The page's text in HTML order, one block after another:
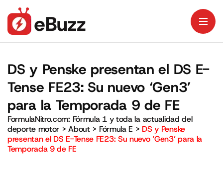
DS y Penske presentan el DS E-
Tense FE23: Su nuevo ‘Gen3’
para la Temporada 9 de FE
FormulaNitro.com: Fórmula 1 y toda la actualidad del
deporte motor >About> Fórmula E > DS y Penske
presentan el DS E-Tense FE23: Su nuevo ‘Gen3’ para la
Temporada 9 de FE